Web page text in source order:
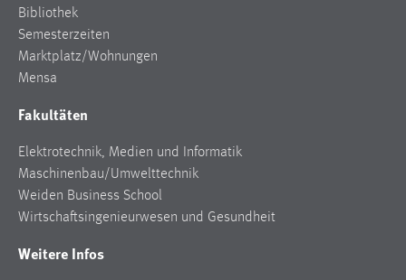
Bibliothek
Semesterzeiten
Marktplatz/Wohnungen
Mensa
Fakultäten
Elektrotechnik, Medien und Informatik
Maschinenbau/Umwelttechnik
Weiden Business School
Wirtschaftsingenieurwesen und Gesundheit
Weitere Infos